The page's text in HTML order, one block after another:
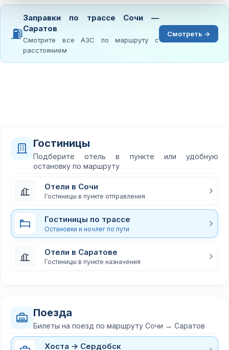
⛽
Заправки по трассе Сочи —
Саратов
Смотрите все АЗС по маршруту с
расстоянием
Смотреть →
Гостиницы
Подберите отель в пункте или удобную
остановку по маршруту
Отели в Сочи
Гостиницы в пункте отправления
Гостиницы по трассе
Остановки и ночлег по пути
Отели в Саратове
Гостиницы в пункте назначения
Поезда
Билеты на поезд по маршруту Сочи → Саратов
Хоста → Сердобск